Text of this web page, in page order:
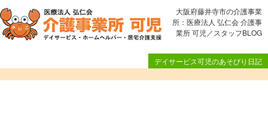
大阪府藤井寺市の介護事業
所：医療法人 弘仁会 介護事
業所 可児／スタッフBLOG
デイサービス可児のあそびり日記